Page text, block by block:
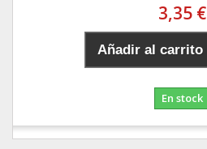
3,35 €
Añadir al carrito
En stock